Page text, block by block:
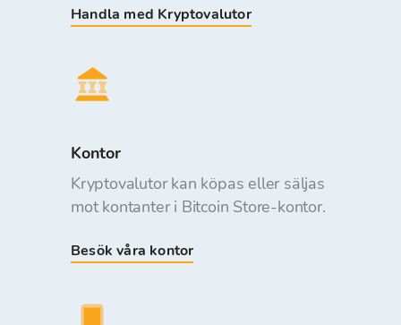
Handla med Kryptovalutor
Kontor
Kryptovalutor kan köpas eller säljas
mot kontanter i Bitcoin Store-kontor.
Besök våra kontor